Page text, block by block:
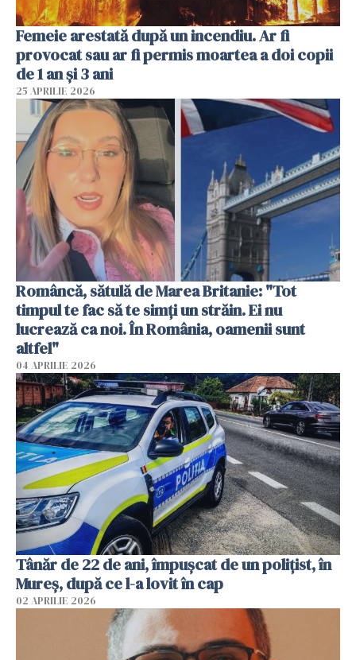
Femeie arestată după un incendiu. Ar fi
provocat sau ar fi permis moartea a doi copii
de 1 an și 3 ani
25 APRILIE 2026
Româncă, sătulă de Marea Britanie: "Tot
timpul te fac să te simți un străin. Ei nu
lucrează ca noi. În România, oamenii sunt
altfel"
04 APRILIE 2026
Tânăr de 22 de ani, împușcat de un polițist, în
Mureș, după ce l-a lovit în cap
02 APRILIE 2026